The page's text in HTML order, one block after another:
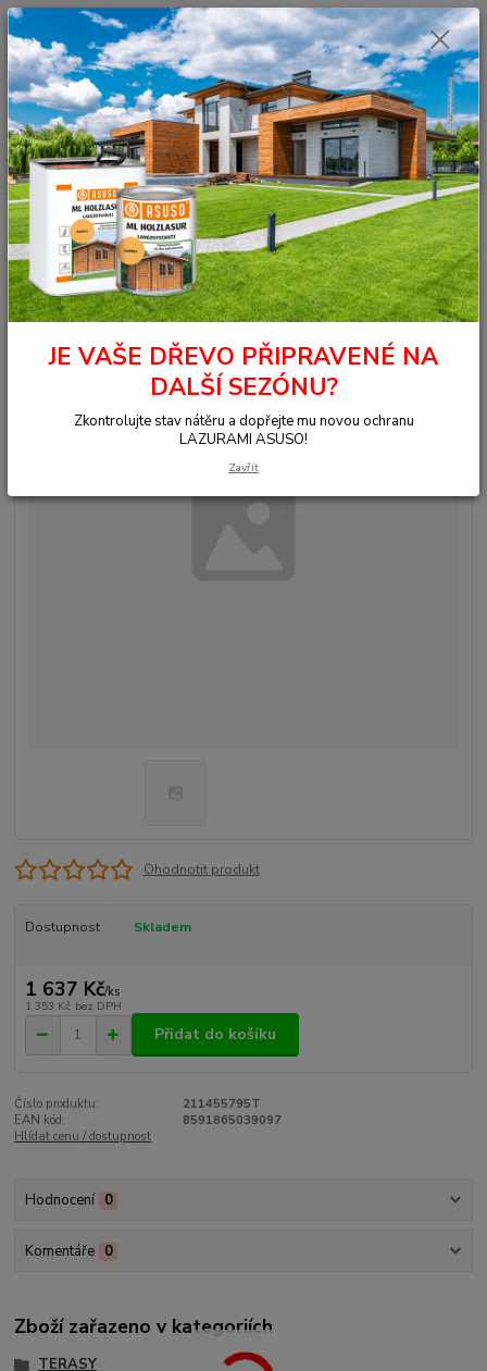
Menu
Hledat
+420 377 441 961 0ks
za 0,00 Kč
Úvod TERASY Terasy TATAJUBA Tatajuba hl/hl 21x145x5795
Tatajuba hl/hl 21x145x5795
Ohodnotit produkt
Dostupnost Skladem
1 637 Kč/ks
1 353 Kč bez DPH
Přidat do košíku
Číslo produktu:
211455795T
EAN kód:
8591865039097
Hlídat cenu / dostupnost
Hodnocení 0
Komentáře 0
Zboží zařazeno v kategoriích
TERASY
JE VAŠE DŘEVO PŘIPRAVENÉ NA
DALŠÍ SEZÓNU?
Zkontrolujte stav nátěru a dopřejte mu novou ochranu
LAZURAMI ASUSO!
Zavřít